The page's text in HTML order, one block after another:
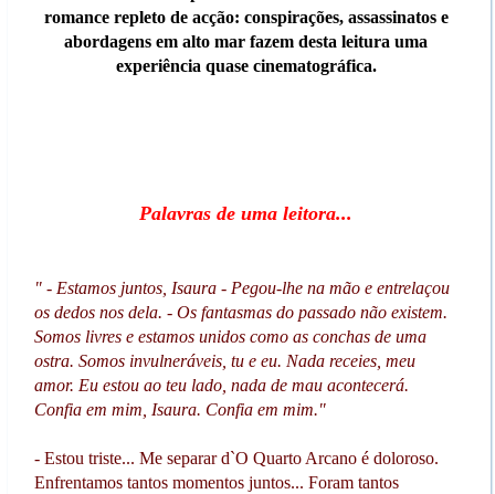
romance repleto de acção: conspirações, assassinatos e
abordagens em alto mar fazem desta leitura uma
experiência quase cinematográfica.
Palavras de uma leitora...
" - Estamos juntos, Isaura - Pegou-lhe na mão e entrelaçou
os dedos nos dela. - Os fantasmas do passado não existem.
Somos livres e estamos unidos como as conchas de uma
ostra. Somos invulneráveis, tu e eu. Nada receies, meu
amor. Eu estou ao teu lado, nada de mau acontecerá.
Confia em mim, Isaura. Confia em mim."
- Estou triste... Me separar d`O Quarto Arcano é doloroso.
Enfrentamos tantos momentos juntos... Foram tantos